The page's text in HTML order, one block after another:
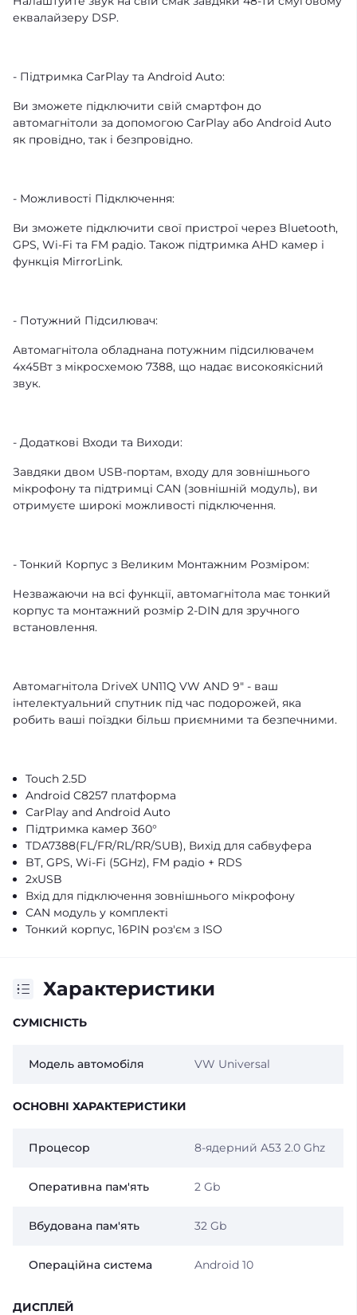
еквалайзеру DSP.
- Підтримка CarPlay та Android Auto:
Ви зможете підключити свій смартфон до
автомагнітоли за допомогою CarPlay або Android Auto
як провідно, так і безпровідно.
- Можливості Підключення:
Ви зможете підключити свої пристрої через Bluetooth,
GPS, Wi-Fi та FM радіо. Також підтримка AHD камер і
функція MirrorLink.
- Потужний Підсилювач:
Автомагнітола обладнана потужним підсилювачем
4x45Вт з мікросхемою 7388, що надає високоякісний
звук.
- Додаткові Входи та Виходи:
Завдяки двом USB-портам, входу для зовнішнього
мікрофону та підтримці CAN (зовнішній модуль), ви
отримуєте широкі можливості підключення.
- Тонкий Корпус з Великим Монтажним Розміром:
Незважаючи на всі функції, автомагнітола має тонкий
корпус та монтажний розмір 2-DIN для зручного
встановлення.
Автомагнітола DriveX UN11Q VW AND 9" - ваш
інтелектуальний спутник під час подорожей, яка
робить ваші поїздки більш приємними та безпечними.
Touch 2.5D
Android C8257 платформа
CarPlay and Android Auto
Підтримка камер 360°
TDA7388(FL/FR/RL/RR/SUB), Вихід для сабвуфера
BT, GPS, Wi-Fi (5GHz), FM радіо + RDS
2xUSB
Вхід для підключення зовнішнього мікрофону
CAN модуль у комплекті
Тонкий корпус, 16PIN роз'єм з ISO
Характеристики
СУМІСНІСТЬ
Модель автомобіля VW Universal
ОСНОВНІ ХАРАКТЕРИСТИКИ
Процесор 8-ядерний A53 2.0 Ghz
Оперативна пам'ять 2 Gb
Вбудована пам'ять 32 Gb
Операційна система Android 10
ДИСПЛЕЙ